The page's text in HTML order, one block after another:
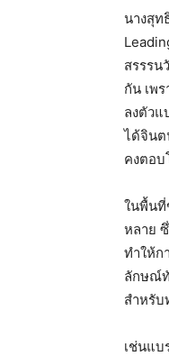
นางสุท
สรรรน
กัน เพ
ลงตัวแ
ได้จินต
คงตอบ
ในพื้นที่
หลาย
ทำให้ก
ลักษณ์ทั
สำหรับ
เช่นแ